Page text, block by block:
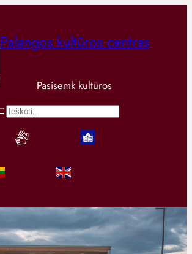
Palangos kultūros centras
Pasisemk kultūros
Paieška